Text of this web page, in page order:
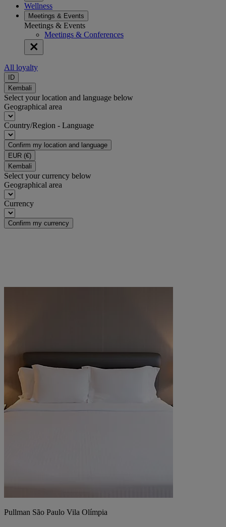
Wellness
Meetings & Events
Meetings & Events
Meetings & Conferences
All loyalty
ID
Kembali
Select your location and language below
Geographical area
Country/Region - Language
Confirm my location and language
EUR (€)
Kembali
Select your currency below
Geographical area
Currency
Confirm my currency
Pullman São Paulo Vila Olímpia